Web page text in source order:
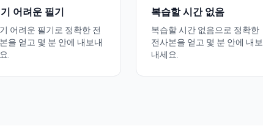
어려운 필기
어려운 필기로 정확한 전
을 얻고 몇 분 안에 내보내
.
복습할 시간 없음
복습할 시간 없음으로 정확한
전사본을 얻고 몇 분 안에 내보
내세요.